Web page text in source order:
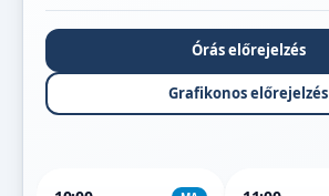
Órás előrejelzés
Grafikonos előrejelzés